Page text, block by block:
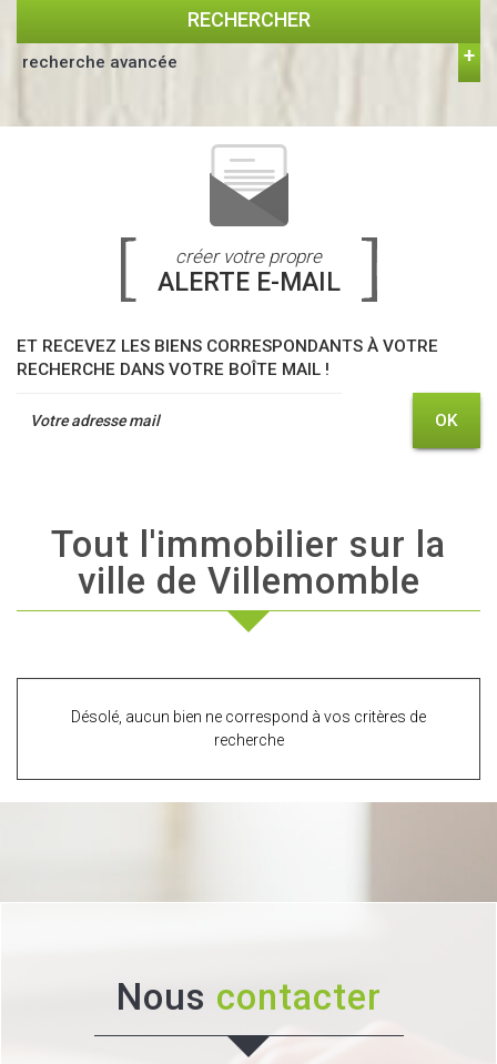
RECHERCHER
recherche avancée
créer votre propre
ALERTE E-MAIL
ET RECEVEZ LES BIENS CORRESPONDANTS À VOTRE
RECHERCHE DANS VOTRE BOÎTE MAIL !
OK
Tout l'immobilier sur la
ville de Villemomble
Désolé, aucun bien ne correspond à vos critères de
recherche
Nous contacter